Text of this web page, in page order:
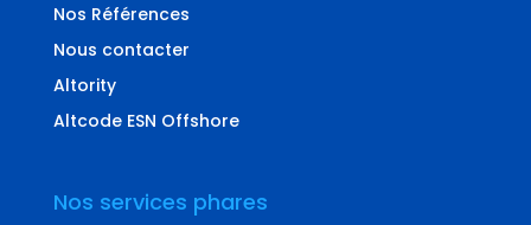
Nos Références
Nous contacter
Altority
Altcode ESN Offshore
Nos services phares